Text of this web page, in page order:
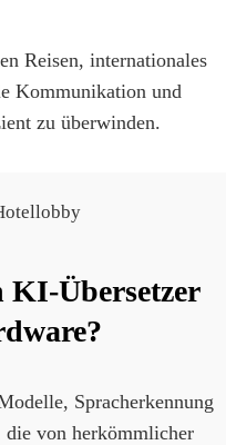
Reisen, internationales
Kommunikation und
zu überwinden.
KI-Übersetzer
Spracherkennung
die von herkömmlicher